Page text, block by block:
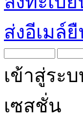
ส่งอีเมล์
เข้าสู่ระ
เซสชั่น